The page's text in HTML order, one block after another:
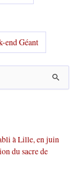
end Géant
à Lille, en juin
du sacre de